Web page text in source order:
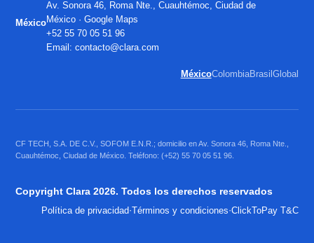
México
Av. Sonora 46, Roma Nte., Cuauhtémoc, Ciudad de
México ·Google Maps
+52 55 70 05 51 96
Email:contacto@clara.com
MéxicoColombiaBrasil Global
CF TECH, S.A. DE C.V., SOFOM E.N.R.; domicilio en Av. Sonora 46, Roma Nte.,
Cuauhtémoc, Ciudad de México. Teléfono: (+52) 55 70 05 51 96.
Copyright Clara 2026. Todos los derechos reservados
Política de privacidad·Términos y condiciones·ClickToPay T&C